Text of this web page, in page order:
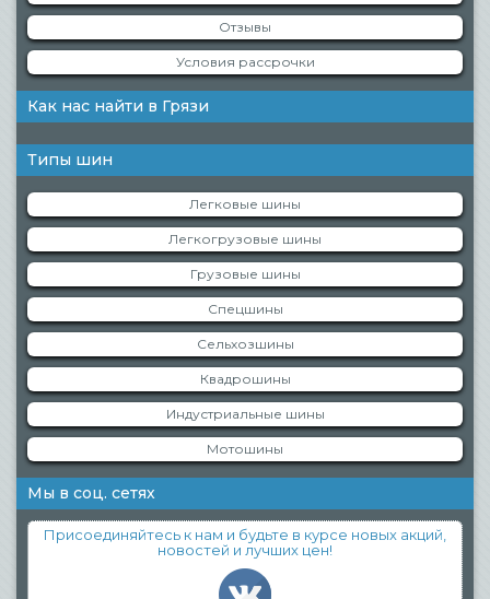
Отзывы
Условия рассрочки
Как нас найти в Грязи
Типы шин
Легковые шины
Легкогрузовые шины
Грузовые шины
Спецшины
Сельхозшины
Квадрошины
Индустриальные шины
Мотошины
Мы в соц. сетях
Присоединяйтесь к нам и будьте в курсе новых акций,
новостей и лучших цен!